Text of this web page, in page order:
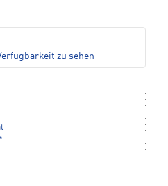
zu sehen